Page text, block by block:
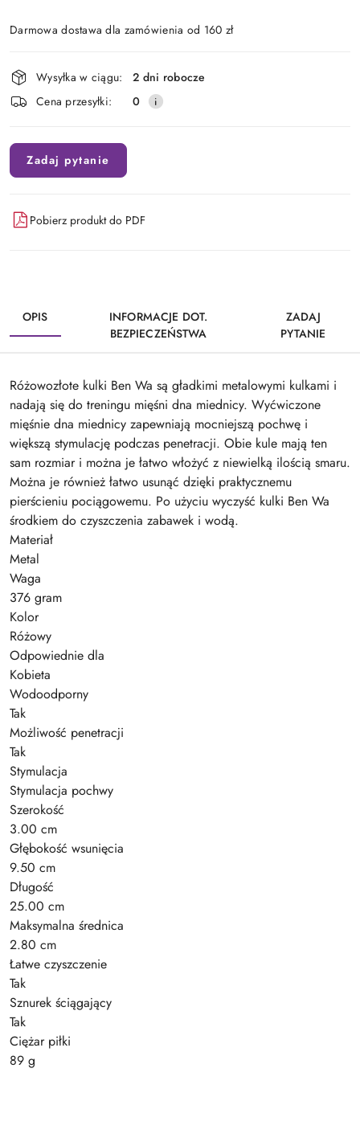
Darmowa dostawa dla zamówienia od 160 zł
Dostępność
i
dostawa
Wysyłka w ciągu:
2 dni robocze
Cena przesyłki:
0
Zadaj pytanie
Pobierz produkt do PDF
OPIS
INFORMACJE DOT.
BEZPIECZEŃSTWA
ZADAJ
PYTANIE
Różowozłote kulki Ben Wa są gładkimi metalowymi kulkami i
nadają się do treningu mięśni dna miednicy. Wyćwiczone
mięśnie dna miednicy zapewniają mocniejszą pochwę i
większą stymulację podczas penetracji. Obie kule mają ten
sam rozmiar i można je łatwo włożyć z niewielką ilością smaru.
Można je również łatwo usunąć dzięki praktycznemu
pierścieniu pociągowemu. Po użyciu wyczyść kulki Ben Wa
środkiem do czyszczenia zabawek i wodą.
Materiał
Metal
Waga
376 gram
Kolor
Różowy
Odpowiednie dla
Kobieta
Wodoodporny
Tak
Możliwość penetracji
Tak
Stymulacja
Stymulacja pochwy
Szerokość
3.00 cm
Głębokość wsunięcia
9.50 cm
Długość
25.00 cm
Maksymalna średnica
2.80 cm
Łatwe czyszczenie
Tak
Sznurek ściągający
Tak
Ciężar piłki
89 g